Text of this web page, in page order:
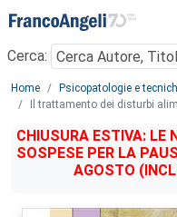
Menu
Cerca:
Main content
Home
Psicopatologie e
Il trattamento dei disturbi
CHIUSURA ESTIVA: LE
SOSPESE PER LA
AGOSTO